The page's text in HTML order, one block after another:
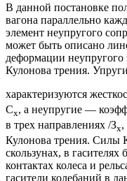
В данной постановке
вагона параллельно
элемент неупругого
может быть описано
деформации неупругого
Кулонова трения.
характеризуются
Сх, а неупругие —
в трех направлениях /Зх,
Кулонова трения. Силы
скользунах, в
контактах колеса и
гасители колебаний в